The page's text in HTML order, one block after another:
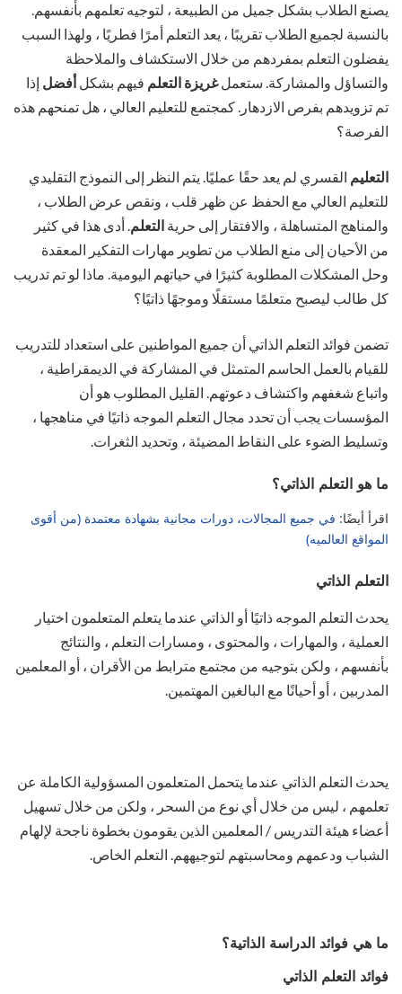
يصنع الطلاب بشكل جميل من الطبيعة ، لتوجيه تعلمهم بأنفسهم.
بالنسبة لجميع الطلاب تقريبًا ، يعد التعلم أمرًا فطريًا ، ولهذا السبب
يفضلون التعلم بمفردهم من خلال الاستكشاف والملاحظة
والتساؤل والمشاركة. ستعملغريزة التعلم فيهم بشكل أفضل إذا
تم تزويدهم بفرص الازدهار. كمجتمع للتعليم العالي ، هل تمنحهم هذه
الفرصة؟
التعليم القسري لم يعد حقًا عمليًا. يتم النظر إلى النموذج التقليدي
للتعليم العالي مع الحفظ عن ظهر قلب ، ونقص عرض الطلاب ،
والمناهج المتساهلة ، والافتقار إلى حرية التعلم. أدى هذا في كثير
من الأحيان إلى منع الطلاب من تطوير مهارات التفكير المعقدة
وحل المشكلات المطلوبة كثيرًا في حياتهم اليومية. ماذا لو تم تدريب
كل طالب ليصبح متعلمًا مستقلًا وموجهًا ذاتيًا؟
تضمن فوائد التعلم الذاتي أن جميع المواطنين على استعداد للتدريب
للقيام بالعمل الحاسم المتمثل في المشاركة في الديمقراطية ،
واتباع شغفهم واكتشاف دعوتهم. القليل المطلوب هو أن
المؤسسات يجب أن تحدد مجال التعلم الموجه ذاتيًا في مناهجها ،
وتسليط الضوء على النقاط المضيئة ، وتحديد الثغرات.
ما هو التعلم الذاتي؟
اقرأ أيضًا: في جميع المجالات، دورات مجانية بشهادة معتمدة (من أقوى
المواقع العالميه)
التعلم الذاتي
يحدث التعلم الموجه ذاتيًا أو الذاتي عندما يتعلم المتعلمون اختيار
العملية ، والمهارات ، والمحتوى ، ومسارات التعلم ، والنتائج
بأنفسهم ، ولكن بتوجيه من مجتمع مترابط من الأقران ، أو المعلمين
المدربين ، أو أحيانًا مع البالغين المهتمين.
يحدث التعلم الذاتي عندما يتحمل المتعلمون المسؤولية الكاملة عن
تعلمهم ، ليس من خلال أي نوع من السحر ، ولكن من خلال تسهيل
أعضاء هيئة التدريس / المعلمين الذين يقومون بخطوة ناجحة لإلهام
الشباب ودعمهم ومحاسبتهم لتوجيههم. التعلم الخاص.
ما هي فوائد الدراسة الذاتية؟
فوائد التعلم الذاتي